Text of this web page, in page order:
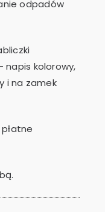
odpadów
napis kolorowy,
i na zamek